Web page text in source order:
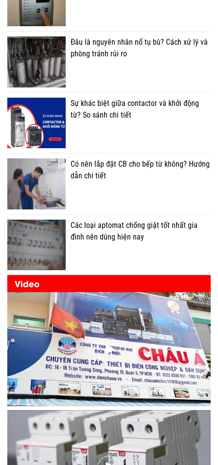
Đâu là nguyên nhân nổ tụ bù? Cách xử lý và
phòng tránh rủi ro
Sự khác biệt giữa contactor và khởi động
từ? So sánh chi tiết
Có nên lắp đặt CB cho bếp từ không? Hướng
dẫn chi tiết
Các loại aptomat chống giật tốt nhất gia
đình nên dùng hiện nay
Video